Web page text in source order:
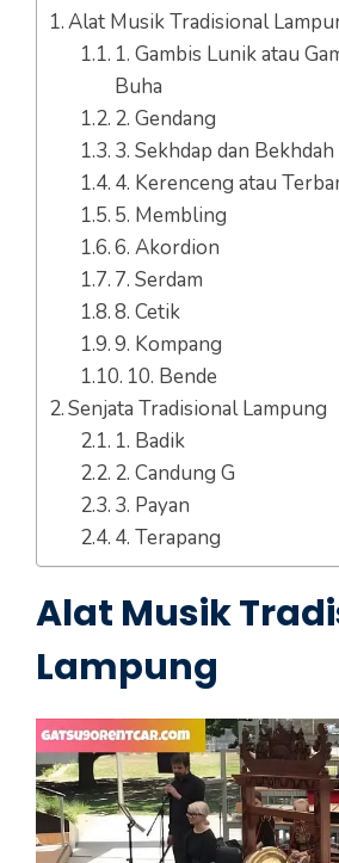
Alat Musik Tradisional
1. Gambis Lunik atau
Buha
2. Gendang
3. Sekhdap dan Bekhdah
4. Kerenceng atau
5. Membling
6. Akordion
7. Serdam
8. Cetik
9. Kompang
10. Bende
Senjata Tradisional Lampung
1. Badik
2. Candung G
3. Payan
4. Terapang
Alat Musik
Lampung